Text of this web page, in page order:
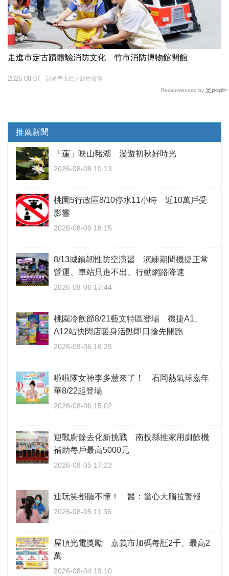
走進市定古蹟體驗消防文化 竹市消防博物館開館
記者季大仁／新竹報導
2026-08-07
Recommended by
推薦新聞
「蓮」映山豬湖 漫遊初秋好時光
2026-08-08 10:13
桃園5行政區8/10停水11小時 近10萬戶受
影響
2026-08-06 18:15
8/13城鎮韌性防空演習 演練期間機捷正常
營運、車站只進不出、行動網路降速
2026-08-06 17:44
桃園冷飲節8/21藝文特區登場 機捷A1、
A12站快閃店暖身活動即日搶先開跑
2026-08-06 16:29
啦啦隊女神李多慧來了！ 石岡熱氣球嘉年
華8/22起登場
2026-08-06 15:02
迎戰廚餘去化新挑戰 南投縣推家用廚餘機
補助每戶最高5000元
2026-08-05 17:23
連玩笑都聽不懂！ 醫：當心大腦拉警報
2026-08-05 11:35
屋頂光電獎勵 嘉義市加碼每瓩2千、最高2
萬
2026-08-04 19:10